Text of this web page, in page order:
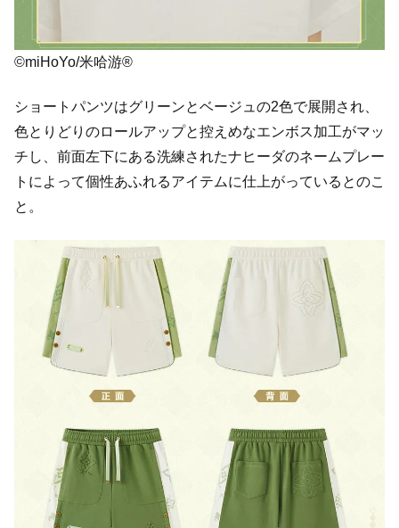
©miHoYo/米哈游®
ショートパンツはグリーンとベージュの2色で展開され、
色とりどりのロールアップと控えめなエンボス加工がマッ
チし、前面左下にある洗練されたナヒーダのネームプレー
トによって個性あふれるアイテムに仕上がっているとのこ
と。